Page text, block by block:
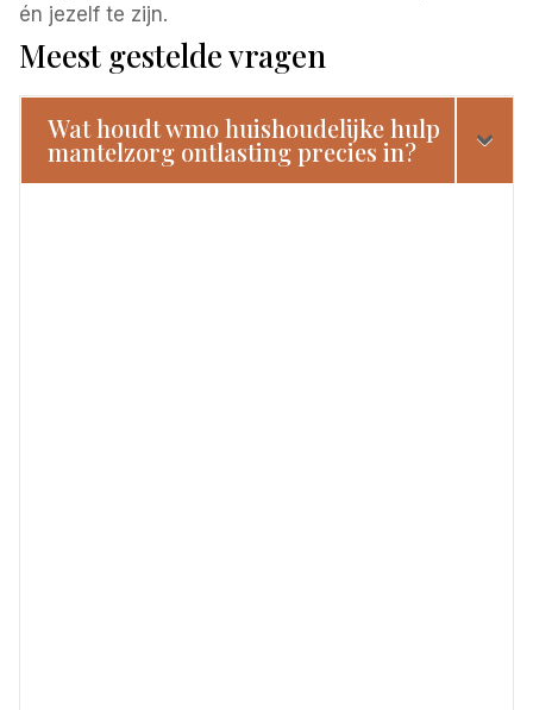
én jezelf te zijn.
Meest gestelde vragen
Wat houdt wmo huishoudelijke hulp
mantelzorg ontlasting precies in?